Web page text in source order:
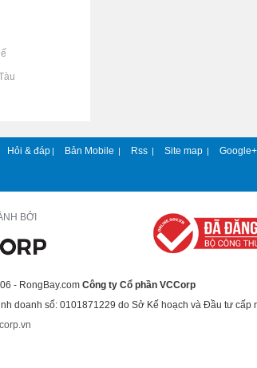
Hỏi & đáp | Bản Mobile | Rss | Site map | Google+
BỞI
- RongBay.com Công ty Cổ phần VCCorp
doanh số: 0101871229 do Sở Kế hoạch và Đầu tư cấp